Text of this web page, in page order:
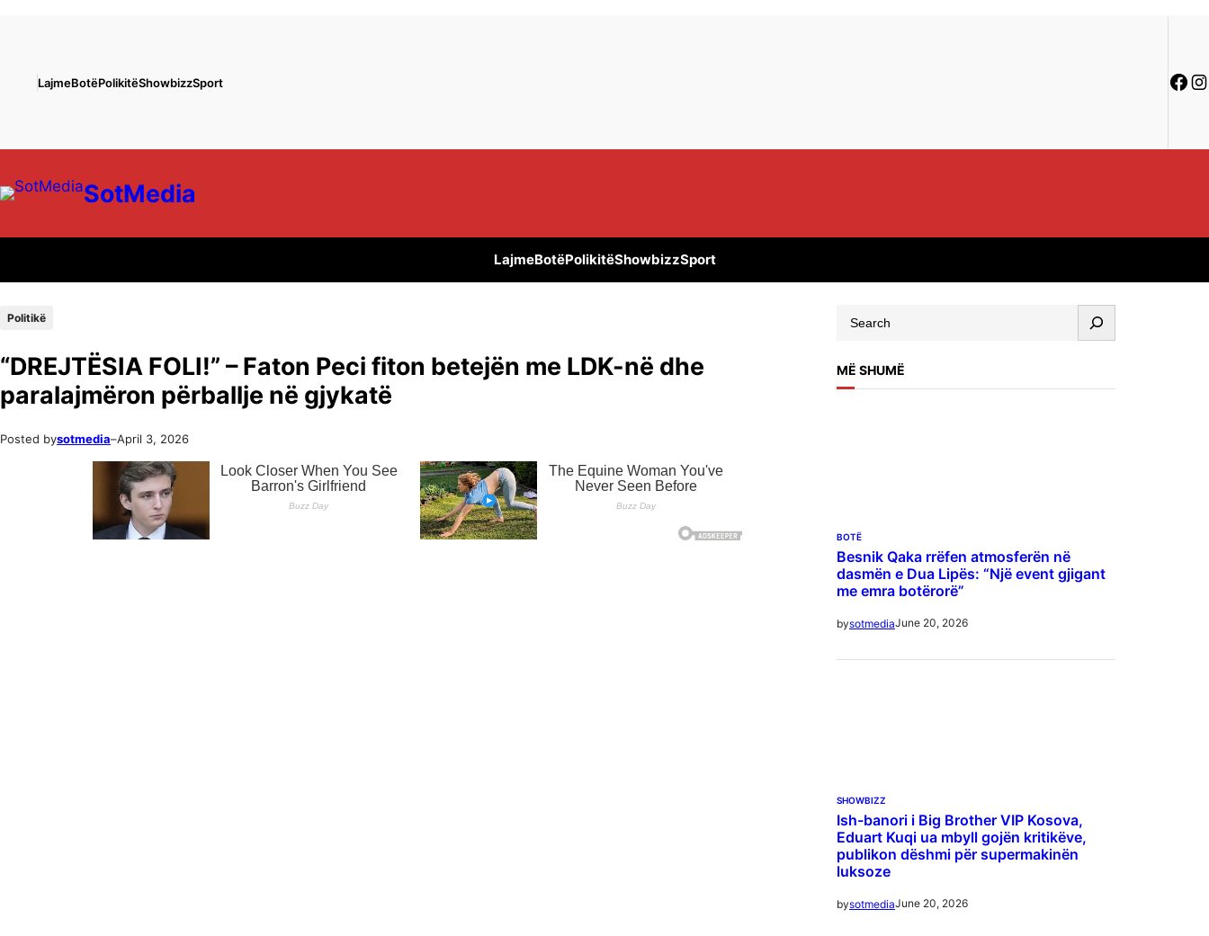
LajmeBotëPolikitëShowbizzSport
SotMedia
LajmeBotëPolikitëShowbizzSport
Politikë
“DREJTËSIA FOLI!” – Faton Peci fiton betejën me LDK-në dhe
paralajmëron përballje në gjykatë
Posted bysotmedia–April 3, 2026
MË SHUMË
BOTË
Besnik Qaka rrëfen atmosferën në
dasmën e Dua Lipës: “Një event gjigant
me emra botërorë”
bysotmediaJune 20, 2026
SHOWBIZZ
Ish-banori i Big Brother VIP Kosova,
Eduart Kuqi ua mbyll gojën kritikëve,
publikon dëshmi për supermakinën
luksoze
bysotmediaJune 20, 2026